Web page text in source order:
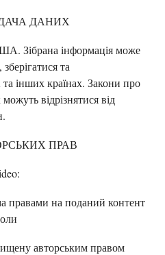
ДАНИХ
Зібрана інформація може
та
інших країнах. Закони про
відрізнятися від
ПРАВ
правами на поданий контент
авторським правом